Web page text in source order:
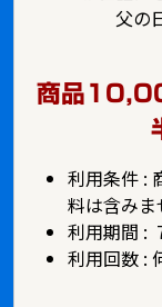
父の
商品
利用条件 :
料は含みま
利用期間 :
利用回数 :